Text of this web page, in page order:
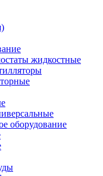
жидкостные
оборудование